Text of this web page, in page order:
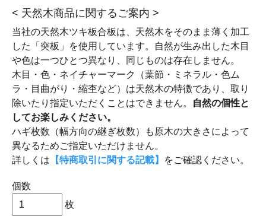
< 天然木商品に関するご案内 >
当社の天然木ツキ板合板は、天然木をそのまま薄く加工
した「突板」を使用しています。自然が生み出した木目
や色は一つひとつ異なり、同じものは存在しません。
木目・色・ネイチャーマーク（葉節・ミネラル・色ム
ラ・目曲がり・縮杢など）は天然木の特徴であり、取り
除いたり指定いただくことはできません。
自然の個性と
してお楽しみください。
ハギ枚数（幅方向の継ぎ枚数）も原木の大きさによって
異なるためご指定いただけません。
詳しくは 【特商取引に関する記載】 をご確認ください。
個数
枚